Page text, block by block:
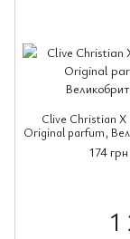
Clive Christian X
Original parfum,
174 грн
1